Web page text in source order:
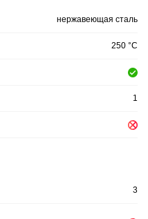
нержавеющая сталь
250 °C
1
3